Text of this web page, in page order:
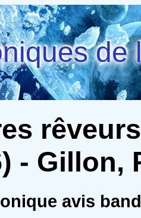
de
- Gillon,
avis